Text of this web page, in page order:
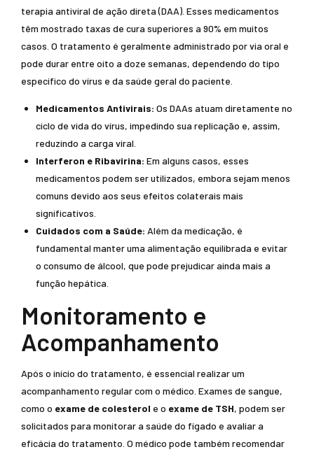
terapia antiviral de ação direta (DAA). Esses medicamentos
têm mostrado taxas de cura superiores a 90% em muitos
casos. O tratamento é geralmente administrado por via oral e
pode durar entre oito a doze semanas, dependendo do tipo
específico do vírus e da saúde geral do paciente.
Medicamentos Antivirais: Os DAAs atuam diretamente no
ciclo de vida do vírus, impedindo sua replicação e, assim,
reduzindo a carga viral.
Interferon e Ribavirina: Em alguns casos, esses
medicamentos podem ser utilizados, embora sejam menos
comuns devido aos seus efeitos colaterais mais
significativos.
Cuidados com a Saúde: Além da medicação, é
fundamental manter uma alimentação equilibrada e evitar
o consumo de álcool, que pode prejudicar ainda mais a
função hepática.
Monitoramento e
Acompanhamento
Após o início do tratamento, é essencial realizar um
acompanhamento regular com o médico. Exames de sangue,
como o exame de colesterol e o exame de TSH, podem ser
solicitados para monitorar a saúde do fígado e avaliar a
eficácia do tratamento. O médico pode também recomendar